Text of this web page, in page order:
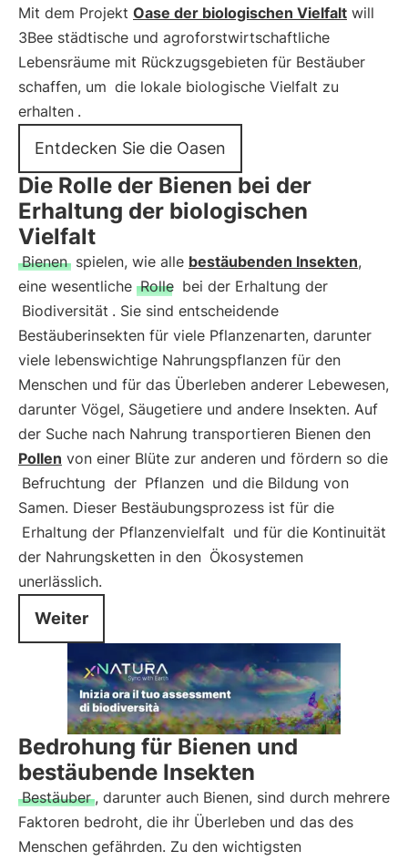
Mit dem Projekt Oase der biologischen Vielfalt will
3Bee städtische und agroforstwirtschaftliche
Lebensräume mit Rückzugsgebieten für Bestäuber
schaffen, um die lokale biologische Vielfalt zu
erhalten .
Entdecken Sie die Oasen
Die Rolle der Bienen bei der
Erhaltung der biologischen
Vielfalt
Bienen spielen, wie alle bestäubenden Insekten,
eine wesentliche Rolle bei der Erhaltung der
Biodiversität . Sie sind entscheidende
Bestäuberinsekten für viele Pflanzenarten, darunter
viele lebenswichtige Nahrungspflanzen für den
Menschen und für das Überleben anderer Lebewesen,
darunter Vögel, Säugetiere und andere Insekten. Auf
der Suche nach Nahrung transportieren Bienen den
Pollen von einer Blüte zur anderen und fördern so die
Befruchtung der Pflanzen und die Bildung von
Samen. Dieser Bestäubungsprozess ist für die
Erhaltung der Pflanzenvielfalt und für die Kontinuität
der Nahrungsketten in den Ökosystemen
unerlässlich.
Weiter
Bedrohung für Bienen und
bestäubende Insekten
Bestäuber , darunter auch Bienen, sind durch mehrere
Faktoren bedroht, die ihr Überleben und das des
Menschen gefährden. Zu den wichtigsten